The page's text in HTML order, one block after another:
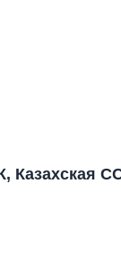
Казахская